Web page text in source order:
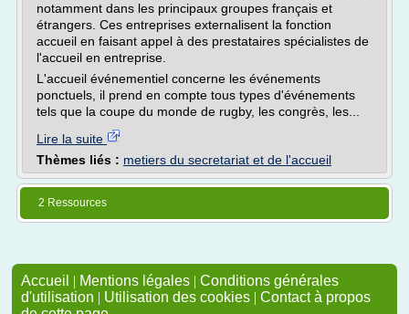
notamment dans les principaux groupes français et
étrangers. Ces entreprises externalisent la fonction
accueil en faisant appel à des prestataires spécialistes de
l'accueil en entreprise.
L'accueil événementiel concerne les événements
ponctuels, il prend en compte tous types d'événements
tels que la coupe du monde de rugby, les congrès, les...
Lire la suite
Thèmes liés : metiers du secretariat et de l'accueil
2 Ressources
Accueil | Mentions légales | Conditions générales
d'utilisation | Utilisation des cookies | Contact à propos